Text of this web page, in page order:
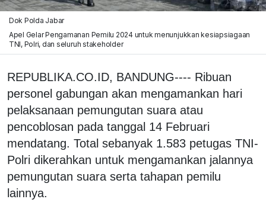
Dok Polda Jabar
Apel Gelar Pengamanan Pemilu 2024 untuk menunjukkan kesiapsiagaan
TNI, Polri, dan seluruh stakeholder
REPUBLIKA.CO.ID, BANDUNG---- Ribuan
personel gabungan akan mengamankan hari
pelaksanaan pemungutan suara atau
pencoblosan pada tanggal 14 Februari
mendatang. Total sebanyak 1.583 petugas TNI-
Polri dikerahkan untuk mengamankan jalannya
pemungutan suara serta tahapan pemilu
lainnya.